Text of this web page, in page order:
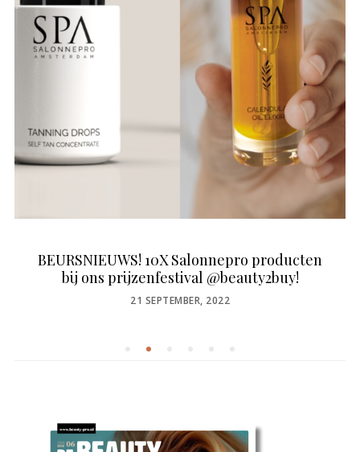
BEURSNIEUWS! 10X Salonnepro producten
bij ons prijzenfestival @beauty2buy!
POSTED
21 SEPTEMBER, 2022